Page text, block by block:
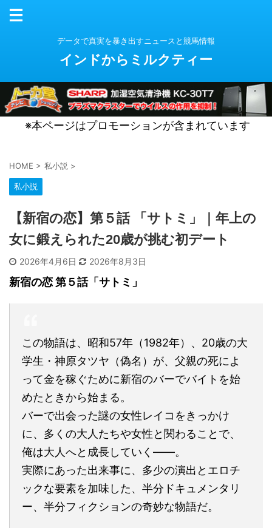
データで真実を暴き出すニュースと競馬情報
インドからミルクティー
※本ページはプロモーションが含まれています
HOME > 私小説 >
私小説
【新宿の恋】第５話 「サトミ」｜年上の
女に鍛えられた20歳が挑む初デート
2026年4月6日 2026年8月3日
新宿の恋 第５話「サトミ」
この物語は、昭和57年（1982年）、20歳の大
学生・神原タツヤ（偽名）が、父親の死によ
って金を稼ぐために新宿のバーでバイトを始
めたときから始まる。
バーで出会った謎の女性レイコをきっかけ
に、多くの大人たちや女性と関わることで、
俺は大人へと成長していく――。
実際にあった出来事に、多少の演出とエロチ
ックな要素を加味した、半分ドキュメンタリ
ー、半分フィクションの奇妙な物語だ。